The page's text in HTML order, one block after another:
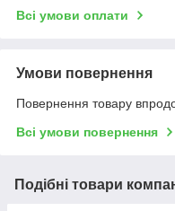
Всі умови оплати
Умови повернення
Повернення товару
Всі умови повернення
Подібні товари